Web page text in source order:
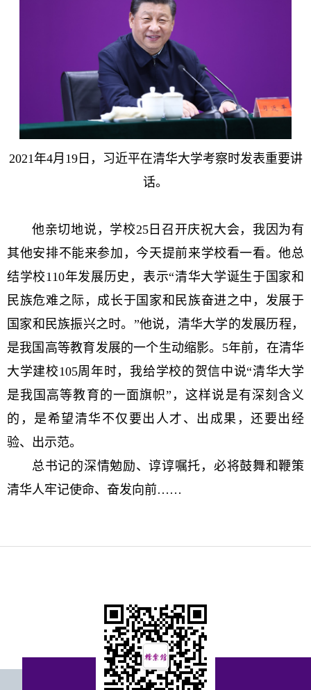
2021年4月19日，习近平在清华大学考察时发表重要讲
话。
他亲切地说，学校25日召开庆祝大会，我因为有
其他安排不能来参加，今天提前来学校看一看。他总
结学校110年发展历史，表示“清华大学诞生于国家和
民族危难之际，成长于国家和民族奋进之中，发展于
国家和民族振兴之时。”他说，清华大学的发展历程，
是我国高等教育发展的一个生动缩影。5年前，在清华
大学建校105周年时，我给学校的贺信中说“清华大学
是我国高等教育的一面旗帜”，这样说是有深刻含义
的，是希望清华不仅要出人才、出成果，还要出经
验、出示范。
总书记的深情勉励、谆谆嘱托，必将鼓舞和鞭策
清华人牢记使命、奋发向前……